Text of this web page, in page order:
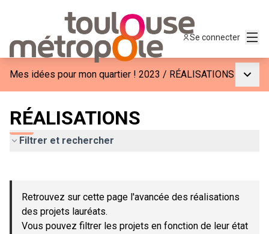
Se connecter
Mes idées pour mon quartier ! 2023 / RÉALISATIONS
RÉALISATIONS
Filtrer et rechercher
−
Retrouvez sur cette page l'avancée des réalisations
des projets lauréats.
Vous pouvez filtrer les projets en fonction de leur état